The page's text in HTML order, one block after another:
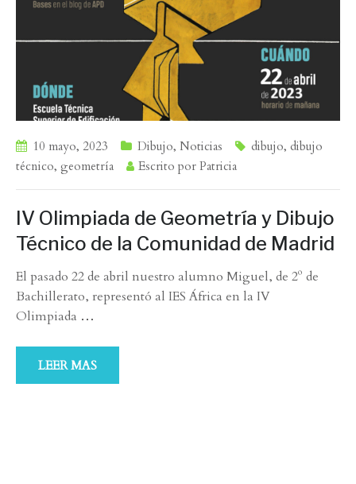
10 mayo, 2023 Dibujo, Noticias dibujo, dibujo
técnico, geometría Escrito por Patricia
IV Olimpiada de Geometría y Dibujo
Técnico de la Comunidad de Madrid
El pasado 22 de abril nuestro alumno Miguel, de 2º de
Bachillerato, representó al IES África en la IV
Olimpiada …
LEER MAS